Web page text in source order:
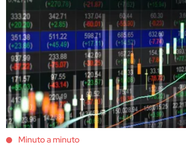
Minuto a minuto